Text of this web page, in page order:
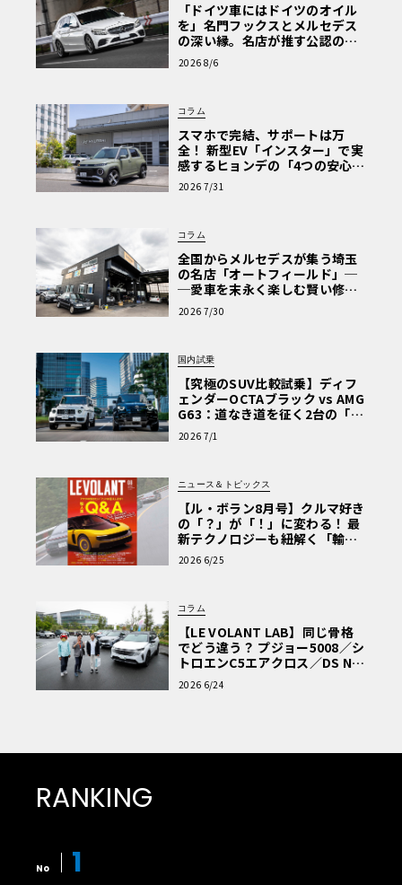
「ドイツ車にはドイツのオイル
を」名門フックスとメルセデス
の深い縁。名店が推す公認の安
心と、Cクラスで味わうシルキー
な走り〈PR〉
2026 8/6
コラム
スマホで完結、サポートは万
全！ 新型EV「インスター」で実
感するヒョンデの「4つの安心」
【第1回・ヒョンデ6つの疑問：
Why? Hyundai?】〈PR〉
2026 7/31
コラム
全国からメルセデスが集う埼玉
の名店「オートフィールド」─
─愛車を末永く楽しむ賢い修理
術と、プロがフックス製オイル
を選ぶ理由〈PR〉
2026 7/30
国内試乗
【究極のSUV比較試乗】ディフ
ェンダーOCTAブラック vs AMG
G63：道なき道を征く2台の「対
極的アプローチ」
2026 7/1
ニュース＆トピックス
【ル・ボラン8月号】クルマ好き
の「？」が「！」に変わる！ 最
新テクノロジーも紐解く「輸入
車Q&A」
2026 6/25
コラム
【LE VOLANT LAB】同じ骨格
でどう違う？ プジョー5008／シ
トロエンC5エアクロス／DS Nº4
読者一気乗りレポート
2026 6/24
RANKING
No 1